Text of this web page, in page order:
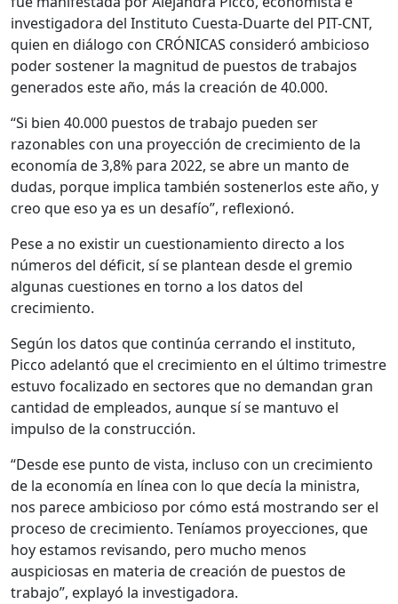
investigadora del Instituto Cuesta-Duarte del PIT-CNT,
quien en diálogo con CRÓNICAS consideró ambicioso
poder sostener la magnitud de puestos de trabajos
generados este año, más la creación de 40.000.
“Si bien 40.000 puestos de trabajo pueden ser
razonables con una proyección de crecimiento de la
economía de 3,8% para 2022, se abre un manto de
dudas, porque implica también sostenerlos este año, y
creo que eso ya es un desafío”, reflexionó.
Pese a no existir un cuestionamiento directo a los
números del déficit, sí se plantean desde el gremio
algunas cuestiones en torno a los datos del
crecimiento.
Según los datos que continúa cerrando el instituto,
Picco adelantó que el crecimiento en el último trimestre
estuvo focalizado en sectores que no demandan gran
cantidad de empleados, aunque sí se mantuvo el
impulso de la construcción.
“Desde ese punto de vista, incluso con un crecimiento
de la economía en línea con lo que decía la ministra,
nos parece ambicioso por cómo está mostrando ser el
proceso de crecimiento. Teníamos proyecciones, que
hoy estamos revisando, pero mucho menos
auspiciosas en materia de creación de puestos de
trabajo”, explayó la investigadora.